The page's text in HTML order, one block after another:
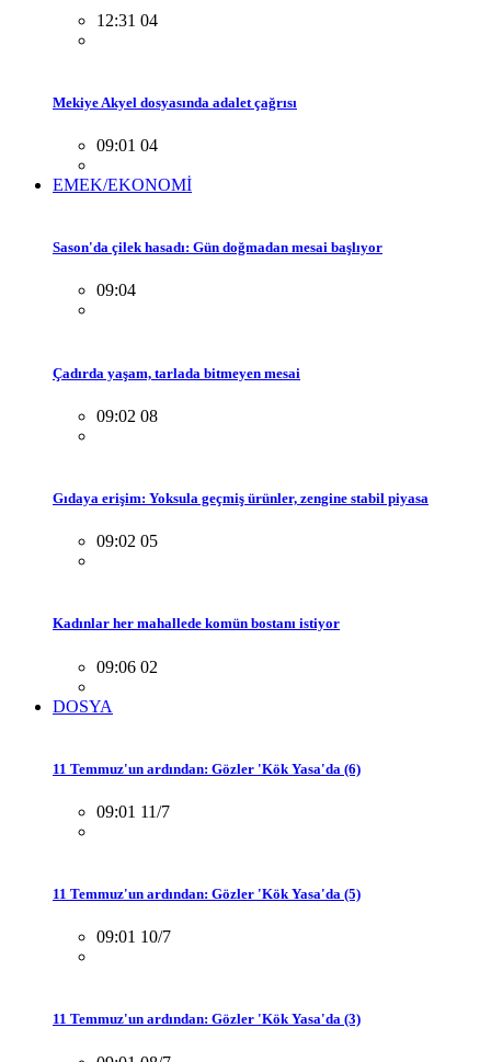
12:31 04
Mekiye Akyel dosyasında adalet çağrısı
09:01 04
EMEK/EKONOMİ
Sason'da çilek hasadı: Gün doğmadan mesai başlıyor
09:04
Çadırda yaşam, tarlada bitmeyen mesai
09:02 08
Gıdaya erişim: Yoksula geçmiş ürünler, zengine stabil piyasa
09:02 05
Kadınlar her mahallede komün bostanı istiyor
09:06 02
DOSYA
11 Temmuz'un ardından: Gözler 'Kök Yasa'da (6)
09:01 11/7
11 Temmuz'un ardından: Gözler 'Kök Yasa'da (5)
09:01 10/7
11 Temmuz'un ardından: Gözler 'Kök Yasa'da (3)